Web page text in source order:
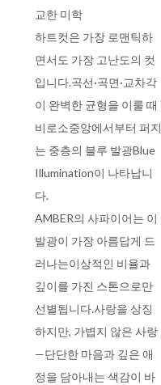
교한 미학
하트컷은 가장 로맨틱하
면서도 가장 고난도의 컷
입니다.곡선·곡면·교차각
이 완벽한 균형을 이룰 때
비로소중앙에서부터 퍼지
는 중층의 블루 발광Blue
Illumination이 나타납니
다.
AMBER의 사파이어는 이
발광이 가장 아름답게 드
러나는이상적인 비율과
깊이를 가진 스톤으로만
선별됩니다.사랑을 상징
하지만, 가볍지 않은 사랑
—단단한 마음과 깊은 애
정을 담아내는 색감이 바